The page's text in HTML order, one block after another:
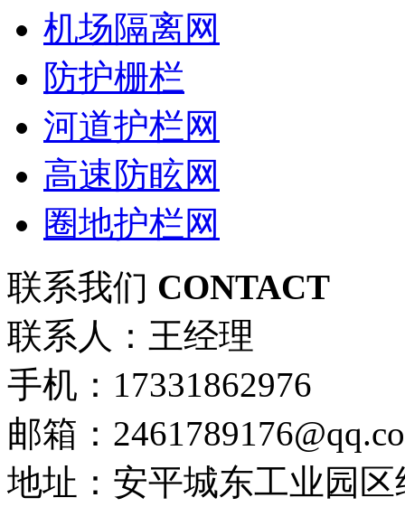
机场隔离网
防护栅栏
河道护栏网
高速防眩网
圈地护栏网
联系我们 CONTACT
联系人：王经理
手机：17331862976
邮箱：
地址：安平城东工业园区